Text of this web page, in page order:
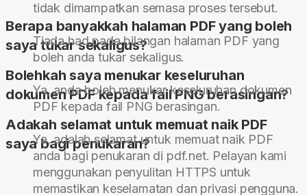
tidak dimampatkan semasa proses tersebut.
Berapa banyakkah halaman PDF yang boleh
saya tukar sekaligus?
Tiada had pada bilangan halaman PDF yang
boleh anda tukar sekaligus.
Bolehkah saya menukar keseluruhan
dokumen PDF kepada fail PNG berasingan?
Ya, anda boleh menukar keseluruhan dokumen
PDF kepada fail PNG berasingan.
Adakah selamat untuk memuat naik PDF
saya bagi penukaran?
Ya, adalah selamat untuk memuat naik PDF
anda bagi penukaran di pdf.net. Pelayan kami
menggunakan penyulitan HTTPS untuk
memastikan keselamatan dan privasi pengguna.